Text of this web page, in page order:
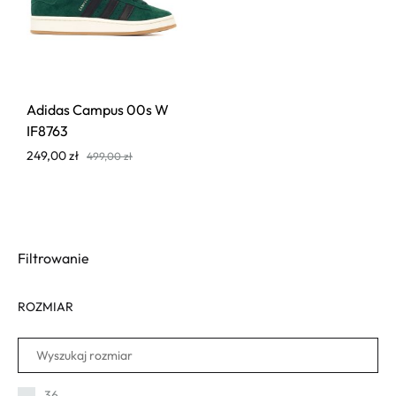
Adidas Campus 00s W
IF8763
249,00zł 499,00zł
Filtrowanie
ROZMIAR